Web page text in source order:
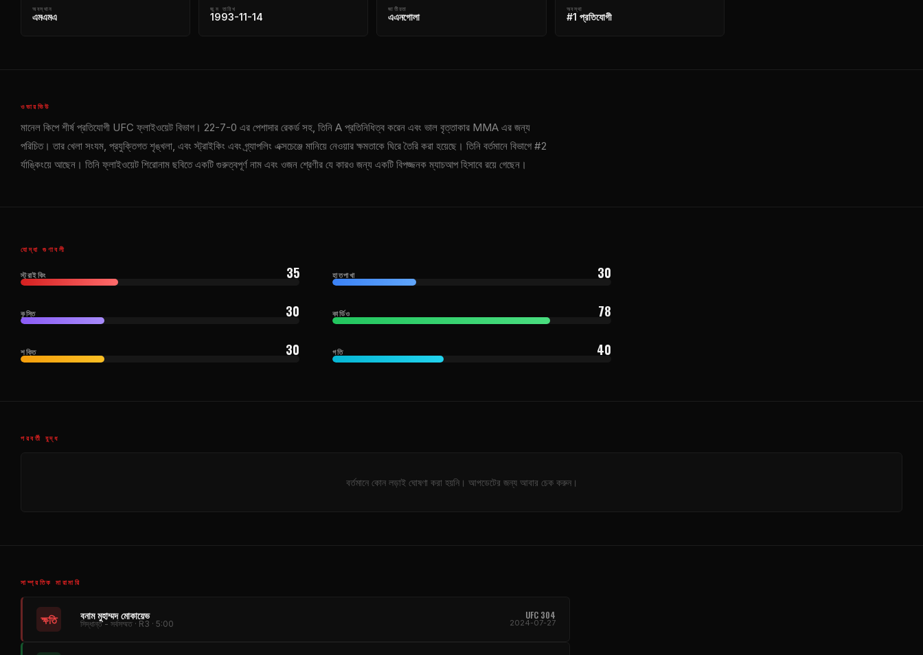
অবস্থান
এমএমএ
জন্ম তারিখ
1993-11-14
জাতীয়তা
এএনগোলা
অবস্থা
#1 প্রতিযোগী
ওভারভিউ
মানেল কিপে শীর্ষ প্রতিযোগী UFC ফ্লাইওয়েট বিভাগ। 22-7-0 এর পেশাদার রেকর্ড সহ, তিনি А প্রতিনিধিত্ব করেন এবং ভাল বৃত্তাকার MMA এর জন্য
পরিচিত। তার খেলা সংযম, প্রযুক্তিগত শৃঙ্খলা, এবং স্ট্রাইকিং এবং গ্র্যাপলিং এক্সচেঞ্জে মানিয়ে নেওয়ার ক্ষমতাকে ঘিরে তৈরি করা হয়েছে। তিনি বর্তমানে বিভাগে #2
র্যাঙ্কিংয়ে আছেন। তিনি ফ্লাইওয়েট শিরোনাম ছবিতে একটি গুরুত্বপূর্ণ নাম এবং ওজন শ্রেণীর যে কারও জন্য একটি বিপজ্জনক ম্যাচআপ হিসাবে রয়ে গেছেন।
যোদ্ধা গুণাবলী
স্ট্রাইকিং 35 হাতপাখা 30
কুস্তি 30 কার্ডিও 78
শক্তি 30 গতি 40
পরবর্তী যুদ্ধ
বর্তমানে কোন লড়াই ঘোষণা করা হয়নি। আপডেটের জন্য আবার চেক করুন।
সাম্প্রতিক মারামারি
ক্ষতি বনাম মুহাম্মদ মোকায়েভ
সিদ্ধান্ত - সর্বসম্মত · R3 · 5:00
UFC 304
2024-07-27